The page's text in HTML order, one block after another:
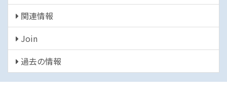
関連情報
Join
過去の情報